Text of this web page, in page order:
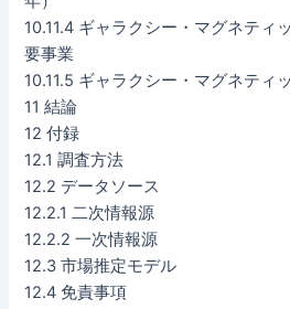
10.11.4 ギャラクシー・マグネティ
要事業
10.11.5 ギャラクシー・マグネティ
11 結論
12 付録
12.1 調査方法
12.2 データソース
12.2.1 二次情報源
12.2.2 一次情報源
12.3 市場推定モデル
12.4 免責事項